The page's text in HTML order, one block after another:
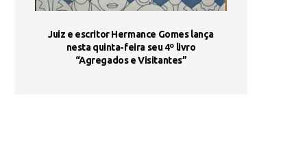
Juiz e escritor Hermance Gomes lança
nesta quinta-feira seu 4º livro
“Agregados e Visitantes”